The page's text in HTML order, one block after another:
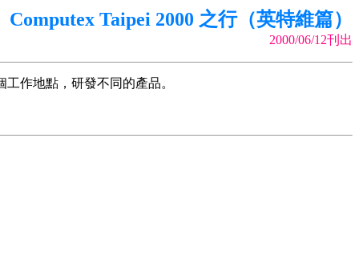
Computex Taipei 2000 之行（英特維篇）
2000/06/12刊出
作地點，研發不同的產品。